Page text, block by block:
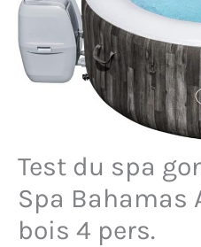
Test du spa
Spa Bahamas
bois 4 pers.